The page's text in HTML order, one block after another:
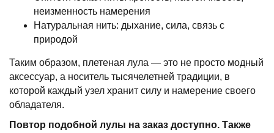
неизменность намерения
Натуральная нить: дыхание, сила, связь с
природой
Таким образом, плетеная лула — это не просто модный
аксессуар, а носитель тысячелетней традиции, в
которой каждый узел хранит силу и намерение своего
обладателя.
Повтор подобной лулы на заказ доступно. Также